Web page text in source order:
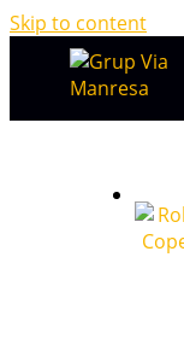
Skip to content